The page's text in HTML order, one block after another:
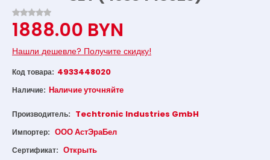
1888.00 BYN
Нашли дешевле? Получите скидку!
Код товара: 4933448020
Наличие: Наличие уточняйте
Производитель: Techtronic Industries GmbH
Импортер: ООО АстЭраБел
Сертификат: Открыть